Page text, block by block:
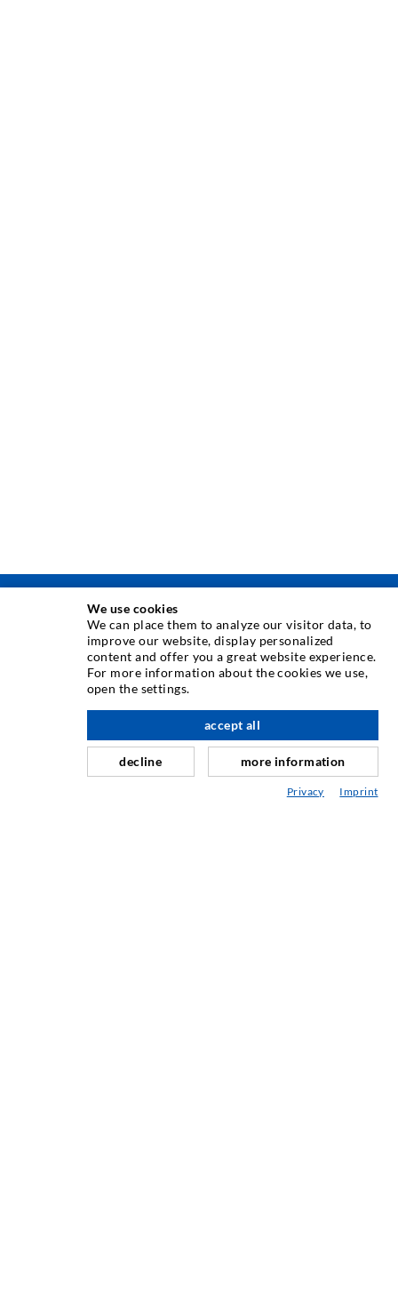
TÉCNICA DE INYECCIÓN
Inyección de grietas
Sellado horizontal
Reparación de juntas de expansión
Minería y Tunelería
hacia arriba
We use cookies
We can place them to analyze our visitor data, to
improve our website, display personalized
content and offer you a great website experience.
For more information about the cookies we use,
open the settings.
decline
accept all
more information
Privacy Imprint